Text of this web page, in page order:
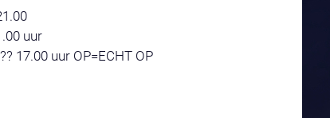
uur
17.00 uur OP=ECHT OP